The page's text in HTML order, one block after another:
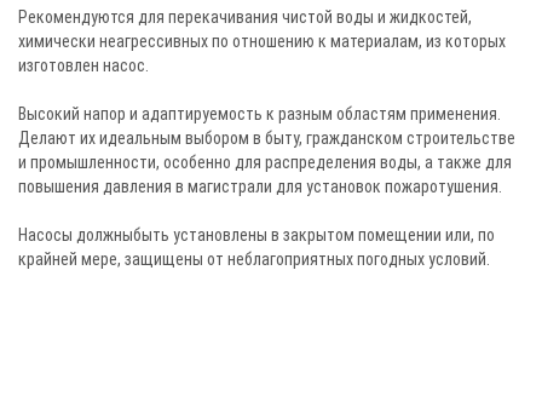
Рекомендуются для перекачивания чистой воды и жидкостей,
химически неагрессивных по отношению к материалам, из которых
изготовлен насос.
Высокий напор и адаптируемость к разным областям применения.
Делают их идеальным выбором в быту, гражданском строительстве
и промышленности, особенно для распределения воды, а также для
повышения давления в магистрали для установок пожаротушения.
Насосы должныбыть установлены в закрытом помещении или, по
крайней мере, защищены от неблагоприятных погодных условий.